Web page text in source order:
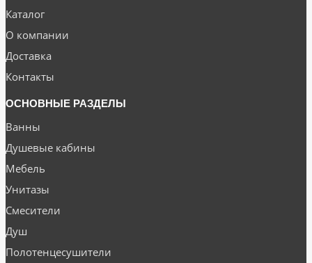
Каталог
О компании
Доставка
Контакты
ОСНОВНЫЕ РАЗДЕЛЫ
Ванны
Душевые кабины
Мебель
Унитазы
Смесители
Душ
Полотенцесушители